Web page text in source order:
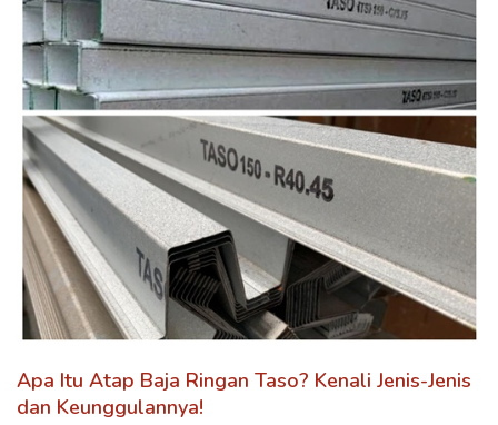
Apa Itu Atap Baja Ringan Taso? Kenali Jenis-Jenis
dan Keunggulannya!